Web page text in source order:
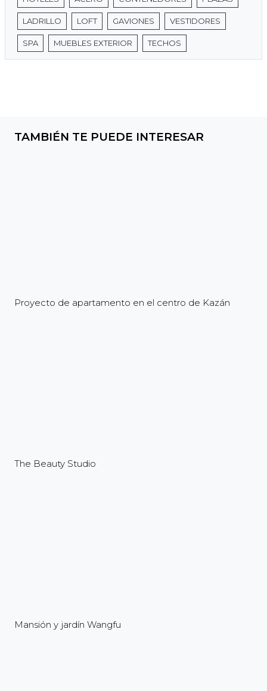
LADRILLO LOFT GAVIONES VESTIDORES
SPA MUEBLES EXTERIOR TECHOS
TAMBIÉN TE PUEDE INTERESAR
Proyecto de apartamento en el centro de Kazán
The Beauty Studio
Mansión y jardín Wangfu